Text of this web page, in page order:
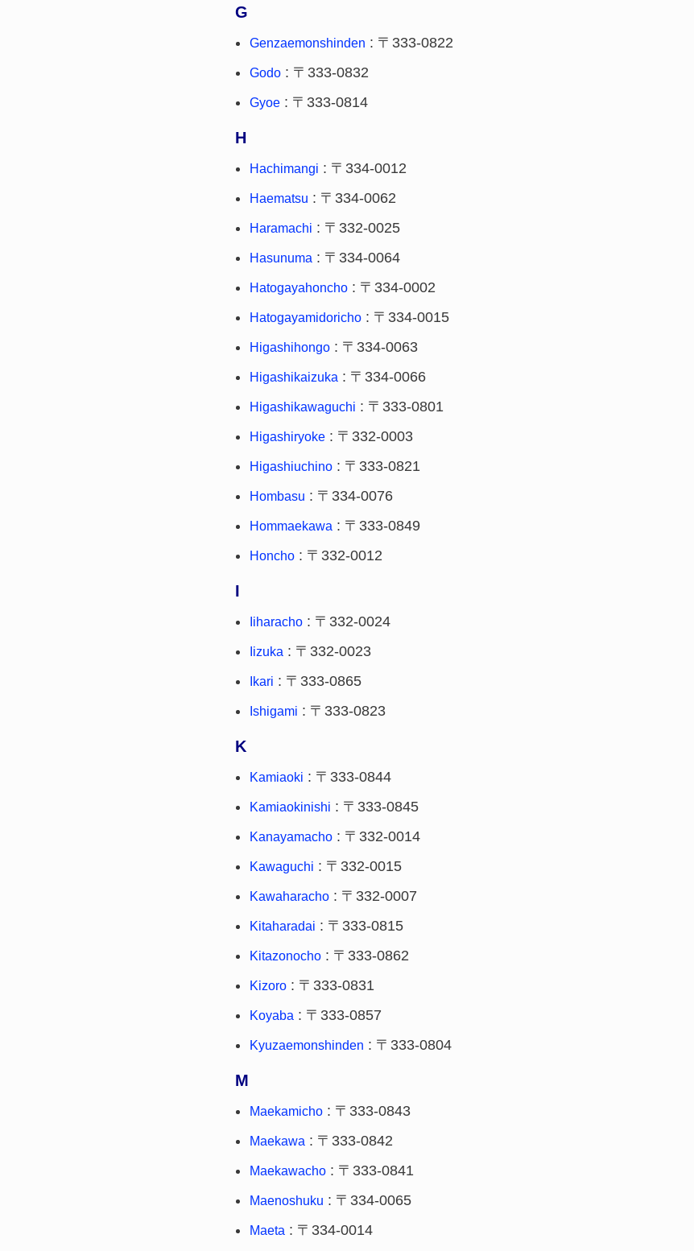
G
Genzaemonshinden : 〒333-0822
Godo : 〒333-0832
Gyoe : 〒333-0814
H
Hachimangi : 〒334-0012
Haematsu : 〒334-0062
Haramachi : 〒332-0025
Hasunuma : 〒334-0064
Hatogayahoncho : 〒334-0002
Hatogayamidoricho : 〒334-0015
Higashihongo : 〒334-0063
Higashikaizuka : 〒334-0066
Higashikawaguchi : 〒333-0801
Higashiryoke : 〒332-0003
Higashiuchino : 〒333-0821
Hombasu : 〒334-0076
Hommaekawa : 〒333-0849
Honcho : 〒332-0012
I
Iiharacho : 〒332-0024
Iizuka : 〒332-0023
Ikari : 〒333-0865
Ishigami : 〒333-0823
K
Kamiaoki : 〒333-0844
Kamiaokinishi : 〒333-0845
Kanayamacho : 〒332-0014
Kawaguchi : 〒332-0015
Kawaharacho : 〒332-0007
Kitaharadai : 〒333-0815
Kitazonocho : 〒333-0862
Kizoro : 〒333-0831
Koyaba : 〒333-0857
Kyuzaemonshinden : 〒333-0804
M
Maekamicho : 〒333-0843
Maekawa : 〒333-0842
Maekawacho : 〒333-0841
Maenoshuku : 〒334-0065
Maeta : 〒334-0014